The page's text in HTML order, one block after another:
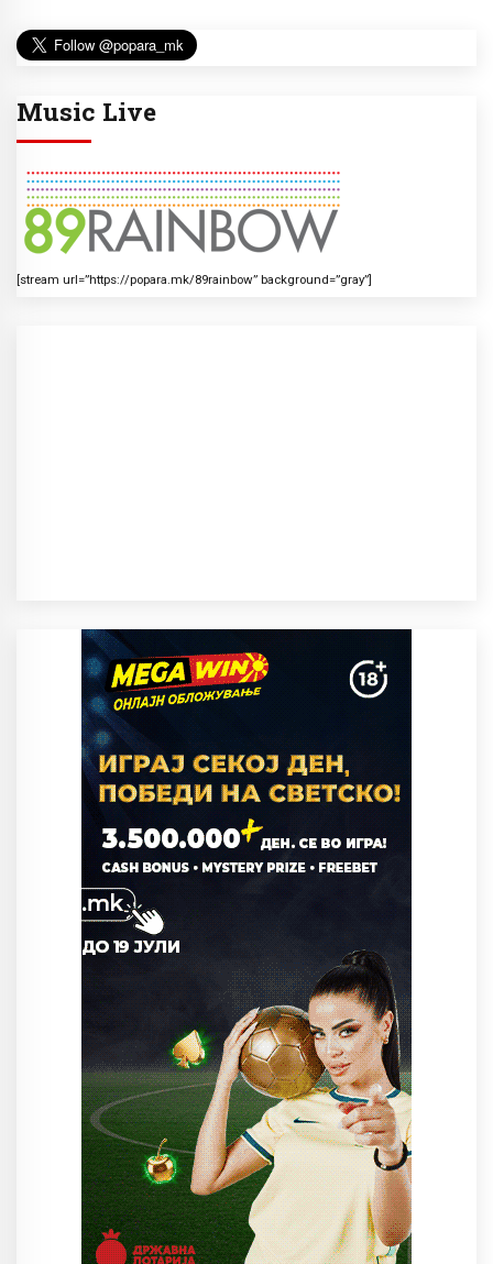
Music Live
[stream url=”https://popara.mk/89rainbow” background=”gray”]